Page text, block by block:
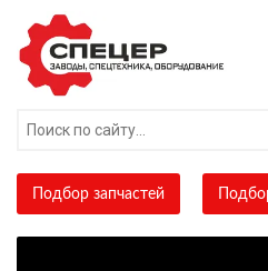
Подбор запчастей